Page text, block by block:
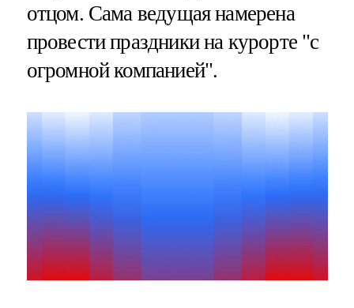
отцом. Сама ведущая намерена
провести праздники на курорте "с
огромной компанией".